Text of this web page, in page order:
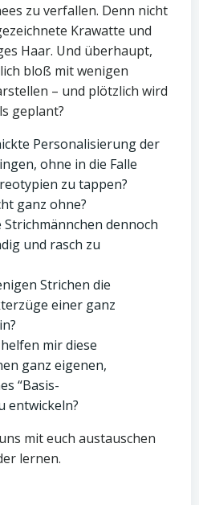
zu verfallen. Denn nicht
Krawatte und
Haar. Und überhaupt,
bloß mit wenigen
– und plötzlich wird
geplant?
Personalisierung der
ohne in die Falle
zu tappen?
ganz ohne?
Strichmännchen dennoch
und rasch zu
Strichen die
einer ganz
mir diese
ganz eigenen,
“Basis-
entwickeln?
mit euch austauschen
lernen.